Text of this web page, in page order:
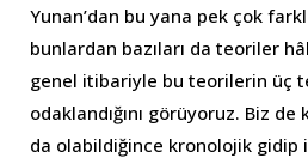
Yunan’dan bu yana pek çok
bunlardan bazıları da teoriler
genel itibariyle bu teorilerin üç
odaklandığını görüyoruz. Biz
da olabildiğince kronolojik gidip